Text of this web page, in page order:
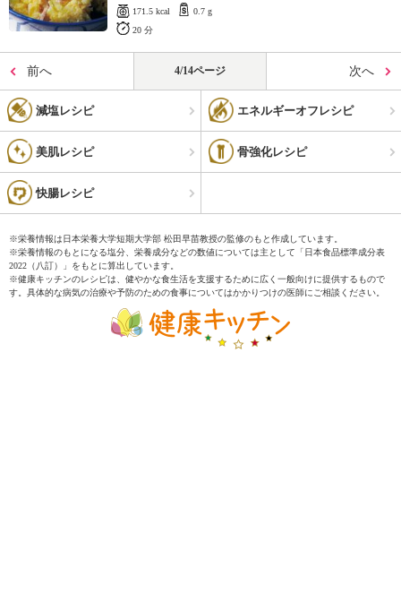
171.5 kcal
0.7 g
20 分
前へ 4/14ページ 次へ
減塩レシピ エネルギーオフレシピ
美肌レシピ 骨強化レシピ
快腸レシピ
※栄養情報は日本栄養大学短期大学部 松田早苗教授の監修のもと作成しています。
※栄養情報のもとになる塩分、栄養成分などの数値については主として「日本食品標準成分表
2022（八訂）」をもとに算出しています。
※健康キッチンのレシピは、健やかな食生活を支援するために広く一般向けに提供するもので
す。具体的な病気の治療や予防のための食事についてはかかりつけの医師にご相談ください。